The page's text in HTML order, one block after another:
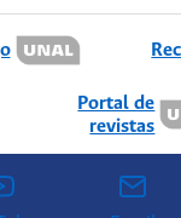
Portal de
revistas